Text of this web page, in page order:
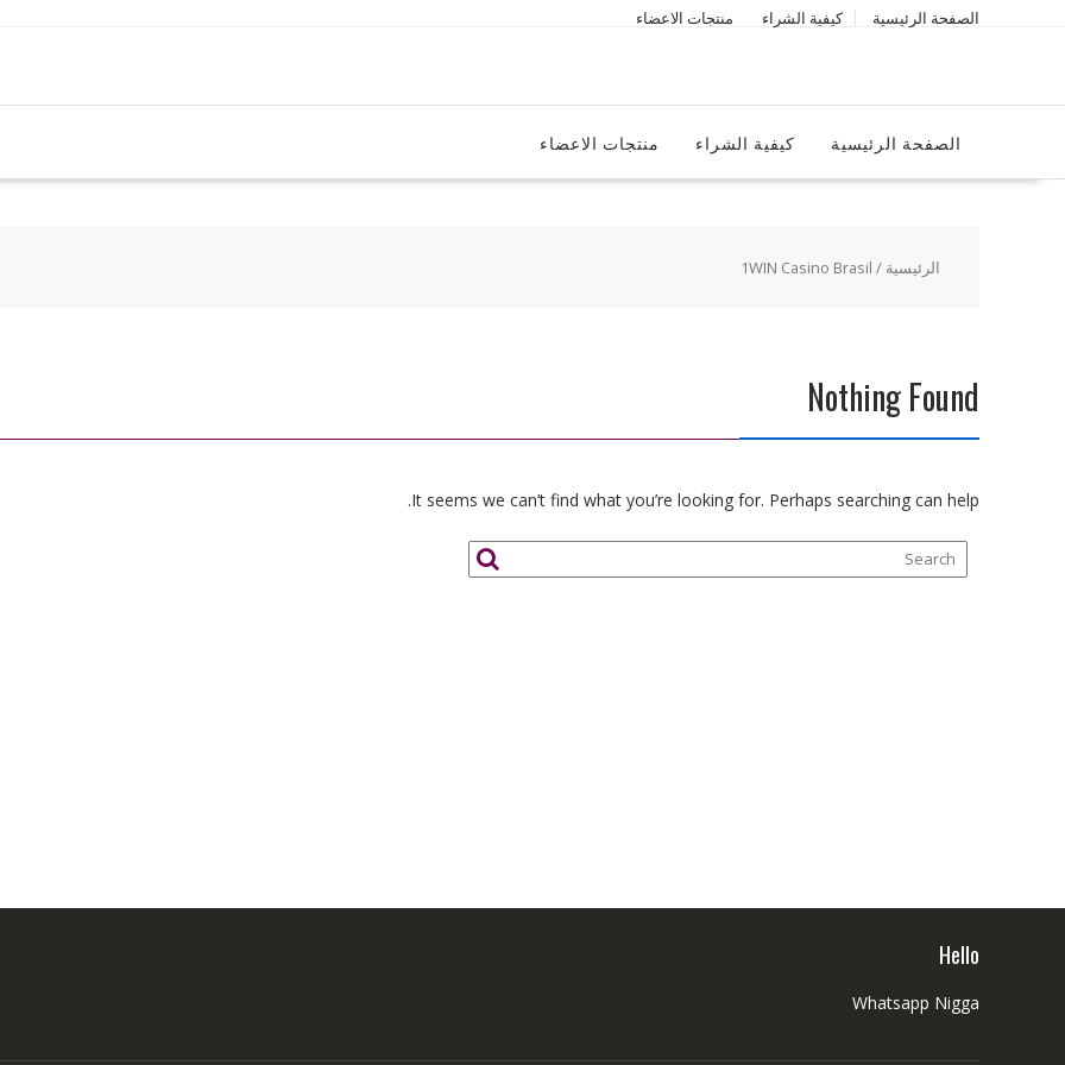
الصفحة الرئيسية كيفية الشراء منتجات الاعضاء
الصفحة الرئيسية كيفية الشراء منتجات الاعضاء
الرئيسية / 1WIN Casino Brasil
Nothing Found
It seems we can’t find what you’re looking for. Perhaps searching can help.
Hello
Whatsapp Nigga